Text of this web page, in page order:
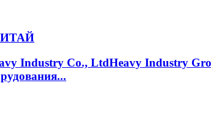
Industry Co., LtdHeavy Industry